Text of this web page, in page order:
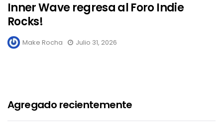
Inner Wave regresa al Foro Indie
Rocks!
Make Rocha Julio 31, 2026
Agregado recientemente